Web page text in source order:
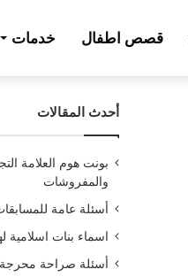
قصص اطفال خدمات
أحدث المقالات
بونت هوم العلامة
والمفروشات
أسئلة عامة للمسابقات مع
اسماء بنات اسلامية
أسئلة صراحة محرجة